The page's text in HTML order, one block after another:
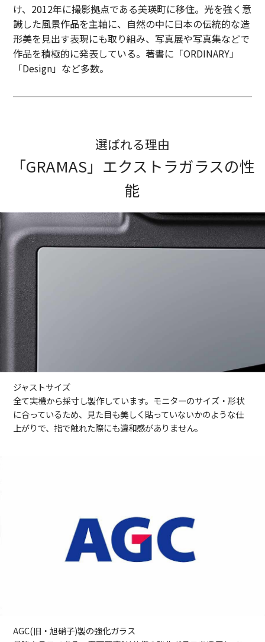
け、2012年に撮影拠点である美瑛町に移住。光を強く意
識した風景作品を主軸に、自然の中に日本の伝統的な造
形美を見出す表現にも取り組み、写真展や写真集などで
作品を積極的に発表している。著書に「ORDINARY」
「Design」など多数。
選ばれる理由
「GRAMAS」エクストラガラスの性
能
ジャストサイズ
全て実機から採寸し製作しています。モニターのサイズ・形状
に合っているため、見た目も美しく貼っていないかのような仕
上がりで、指で触れた際にも違和感がありません。
AGC(旧・旭硝子)製の強化ガラス